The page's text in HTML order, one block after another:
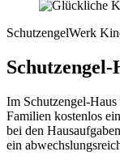
SchutzengelWerk
Im Schutzengel-
Familien kostenlos
bei den
ein